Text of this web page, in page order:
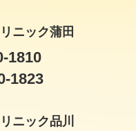
ニック蒲田
1810
1823
ニック品川